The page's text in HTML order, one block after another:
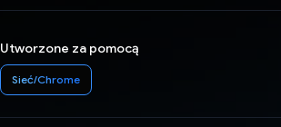
Utworzone za pomocą
Sieć/Chrome